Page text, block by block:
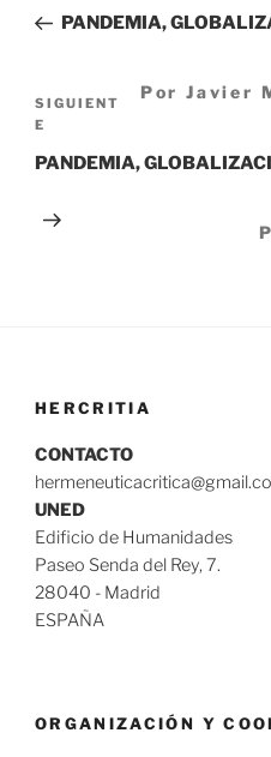
entradas
anterior:
PANDEMIA,
Por Javier
Siguiente
entrada
SIGUIENT
E
PANDEMIA,
HERCRITIA
CONTACTO
UNED
Edificio de Humanidades
Paseo Senda del Rey, 7.
28040 - Madrid
ESPAÑA
ORGANIZACIÓN Y